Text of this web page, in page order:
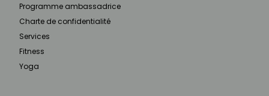
Programme ambassadrice
Charte de confidentialité
Services
Fitness
Yoga